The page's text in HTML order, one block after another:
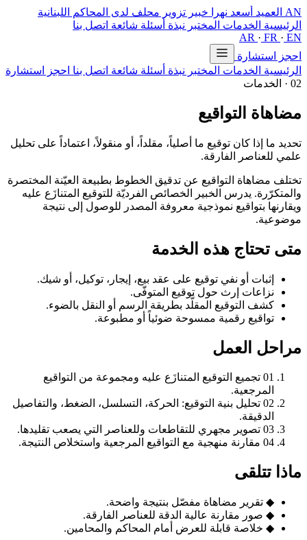
AN العميد أسعد نهرا خبير تزوير محلف لدى المحاكم اللبنانية
الرئيسية الخدمات المختبر نبذة أسئلة شائعة اتصل بنا
AR · FR · EN
احجز استشارة
الرئيسية الخدمات المختبر نبذة أسئلة شائعة اتصل بنا احجز استشارة
02 · الخدمات
مضاهاة التواقيع
تحديد ما إذا كان توقيع ما أصلياً، مقلداً، أو منقولاً، اعتماداً على تحليل
علمي للعناصر الفارقة.
تختلف مضاهاة التواقيع عن تدقيق الخطوط بطبيعة العيّنة المختصرة
والمتكرّرة. يدرس الخبير الخصائص الفرديّة للتوقيع المتنازَع عليه
ويقارنها بتواقيع نموذجية معروفة المصدر للوصول إلى نتيجة
موضوعية.
متى تحتاج هذه الخدمة
إثبات أو نفي توقيع على عقد بيع، إيجار، توكيل، أو شيك.
نزاعات إرث حول توقيع المتوفّى.
كشف التوقيع المقلَّد بطريقة الرسم أو النقل بالضوء.
تواقيع رقمية ممسوحة ضوئياً أو مطبوعة.
مراحل العمل
01 تجميع التوقيع المتنازَع عليه ومجموعة من التواقيع
المرجعية.
02 تحليل بنية التوقيع: الحركة، التسلسل، الضغط، والتفاصيل
الدقيقة.
03 تصوير مجهري للتقاطعات وللعناصر التي يصعب تقليدها.
04 مقارنة منهجية مع التواقيع المرجعية واستخلاص النتيجة.
ماذا تتلقى
◆ تقرير مضاهاة مفصّل بنتيجة واضحة.
◆ صور مقارنة عالية الدقة للعناصر الفارقة.
◆ خلاصة قابلة للعرض أمام المحاكم والمحامين.